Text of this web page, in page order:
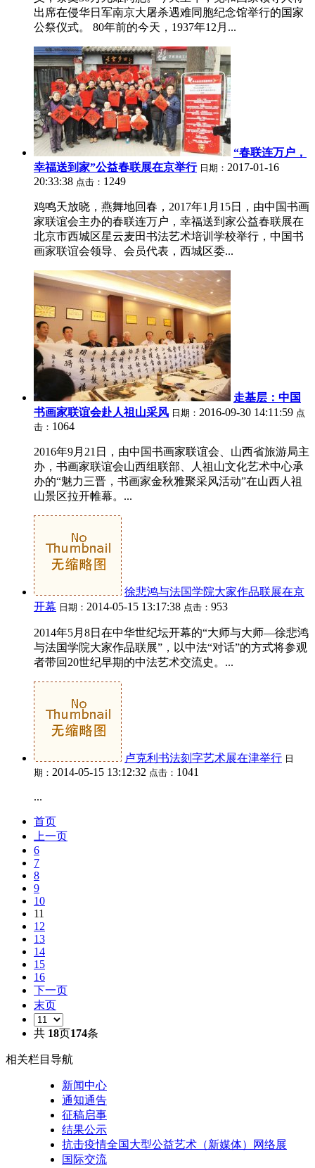
出席在侵华日军南京大屠杀遇难同胞纪念馆举行的国家
公祭仪式。 80年前的今天，1937年12月...
“春联连万户，
幸福送到家”公益春联展在京举行 日期： 2017-01-16
20:33:38 点击： 1249
鸡鸣天放晓，燕舞地回春，2017年1月15日，由中国书画
家联谊会主办的春联连万户，幸福送到家公益春联展在
北京市西城区星云麦田书法艺术培训学校举行，中国书
画家联谊会领导、会员代表，西城区委...
走基层：中国
书画家联谊会赴人祖山采风 日期： 2016-09-30 14:11:59 点
击： 1064
2016年9月21日，由中国书画家联谊会、山西省旅游局主
办，书画家联谊会山西组联部、人祖山文化艺术中心承
办的“魅力三晋，书画家金秋雅聚采风活动”在山西人祖
山景区拉开帷幕。...
徐悲鸿与法国学院大家作品联展在京
开幕 日期： 2014-05-15 13:17:38 点击： 953
2014年5月8日在中华世纪坛开幕的“大师与大师—徐悲鸿
与法国学院大家作品联展”，以中法“对话”的方式将参观
者带回20世纪早期的中法艺术交流史。...
卢克利书法刻字艺术展在津举行 日
期： 2014-05-15 13:12:32 点击： 1041
...
首页
上一页
6
7
8
9
10
11
12
13
14
15
16
下一页
末页
共 18页174条
相关栏目导航
新闻中心
通知通告
征稿启事
结果公示
抗击疫情全国大型公益艺术（新媒体）网络展
国际交流